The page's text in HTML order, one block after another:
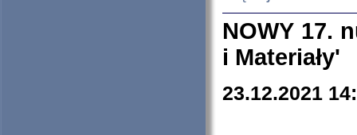
NOWY 17.
i Materiały'
23.12.2021